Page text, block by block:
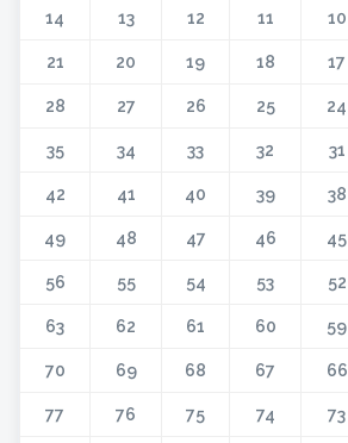
10
11
12
13
14
17
18
19
20
21
24
25
26
27
28
31
32
33
34
35
38
39
40
41
42
45
46
47
48
49
52
53
54
55
56
59
60
61
62
63
66
67
68
69
70
73
74
75
76
77